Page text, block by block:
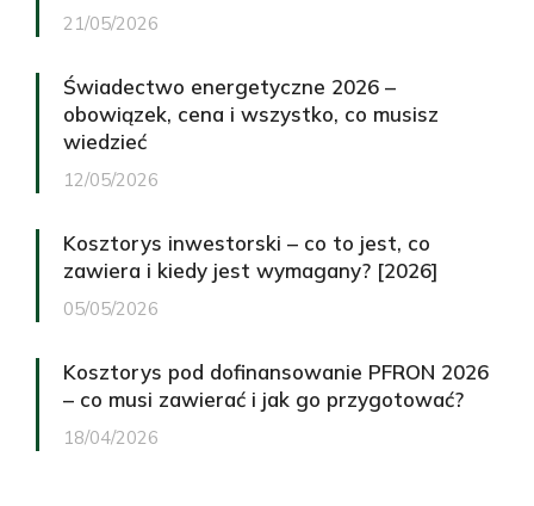
21/05/2026
Świadectwo energetyczne 2026 –
obowiązek, cena i wszystko, co musisz
wiedzieć
12/05/2026
Kosztorys inwestorski – co to jest, co
zawiera i kiedy jest wymagany? [2026]
05/05/2026
Kosztorys pod dofinansowanie PFRON 2026
– co musi zawierać i jak go przygotować?
18/04/2026